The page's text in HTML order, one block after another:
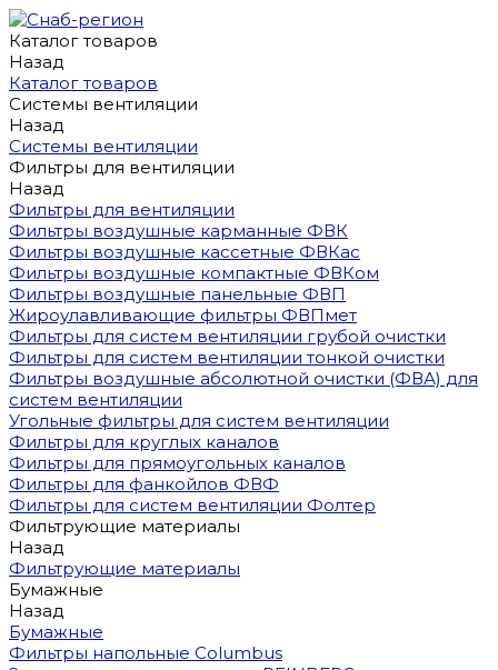
Каталог товаров
Назад
Каталог товаров
Системы вентиляции
Назад
Системы вентиляции
Фильтры для вентиляции
Назад
Фильтры для вентиляции
Фильтры воздушные карманные ФВК
Фильтры воздушные кассетные ФВКас
Фильтры воздушные компактные ФВКом
Фильтры воздушные панельные ФВП
Жироулавливающие фильтры ФВПмет
Фильтры для систем вентиляции грубой очистки
Фильтры для систем вентиляции тонкой очистки
Фильтры воздушные абсолютной очистки (ФВА) для
систем вентиляции
Угольные фильтры для систем вентиляции
Фильтры для круглых каналов
Фильтры для прямоугольных каналов
Фильтры для фанкойлов ФВФ
Фильтры для систем вентиляции Фолтер
Фильтрующие материалы
Назад
Фильтрующие материалы
Бумажные
Назад
Бумажные
Фильтры напольные Columbus